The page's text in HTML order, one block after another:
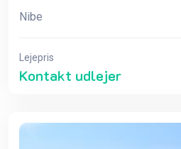
Nibe
Lejepris
Kontakt udlejer